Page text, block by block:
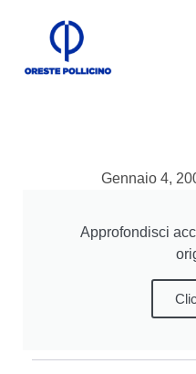
Gennaio 4,
Approfondisci